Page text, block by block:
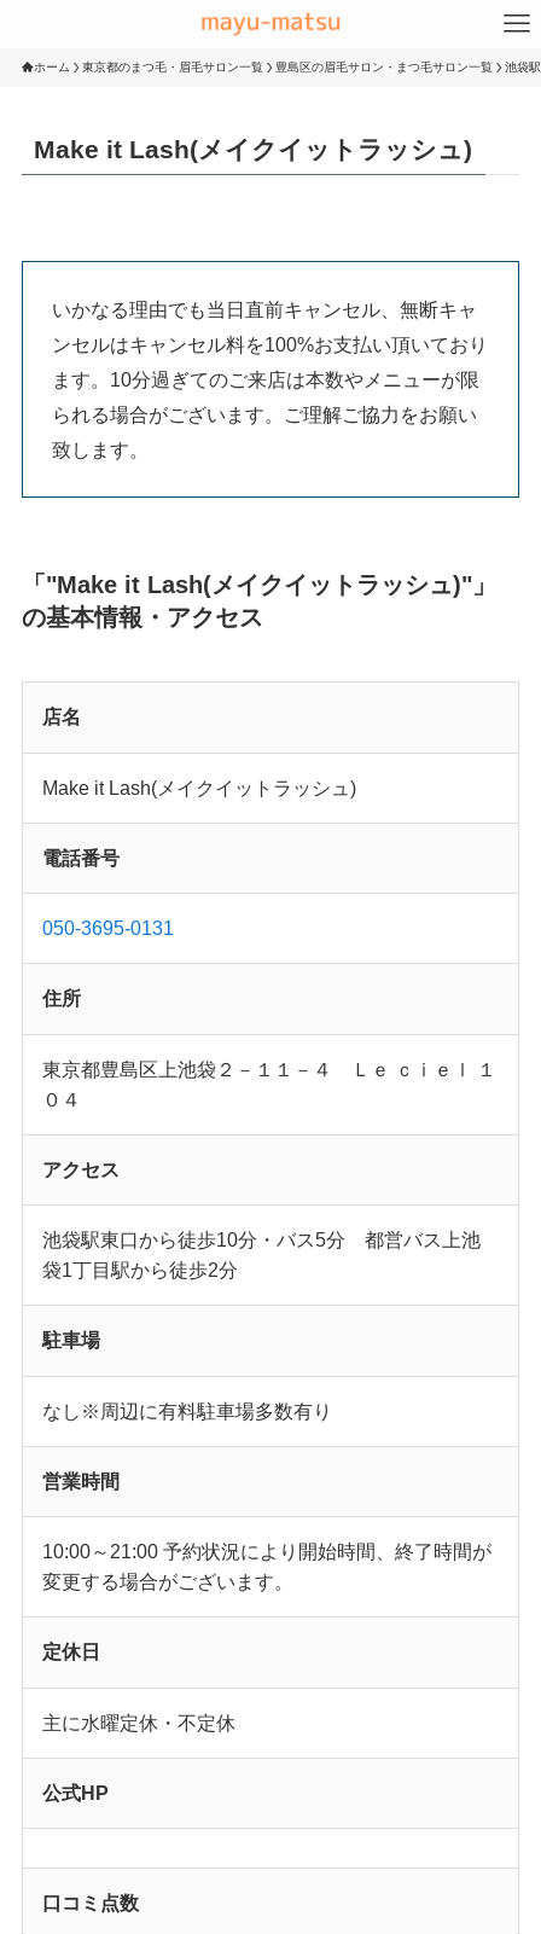
ホーム 東京都のまつ毛・眉毛サロン一覧 豊島区の眉毛サロン・まつ毛サロン一覧 池袋
Make it Lash(メイクイットラッシュ)
いかなる理由でも当日直前キャンセル、無断キャ
ンセルはキャンセル料を100%お支払い頂いており
ます。10分過ぎてのご来店は本数やメニューが限
られる場合がございます。ご理解ご協力をお願い
致します。
「"Make it Lash(メイクイットラッシュ)"」
の基本情報・アクセス
店名
Make it Lash(メイクイットラッシュ)
電話番号
050-3695-0131
住所
東京都豊島区上池袋２－１１－４ Ｌｅ ｃｉｅｌ １
０４
アクセス
池袋駅東口から徒歩10分・バス5分 都営バス上池
袋1丁目駅から徒歩2分
駐車場
なし※周辺に有料駐車場多数有り
営業時間
10:00～21:00 予約状況により開始時間、終了時間が
変更する場合がございます。
定休日
主に水曜定休・不定休
公式HP
口コミ点数